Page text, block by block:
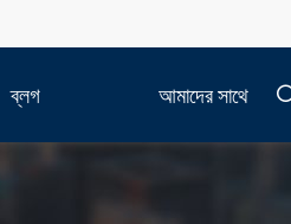
ব্লগ আমাদের সাথে